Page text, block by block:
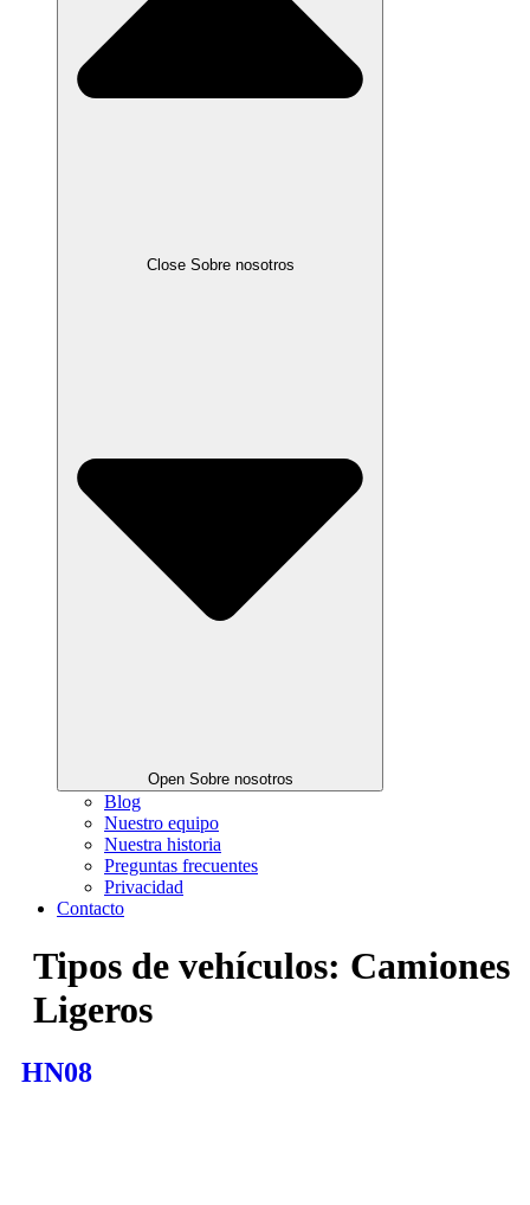
Close Sobre nosotros
Open Sobre nosotros
Blog
Nuestro equipo
Nuestra historia
Preguntas frecuentes
Privacidad
Contacto
Tipos de vehículos: Camiones
Ligeros
HN08